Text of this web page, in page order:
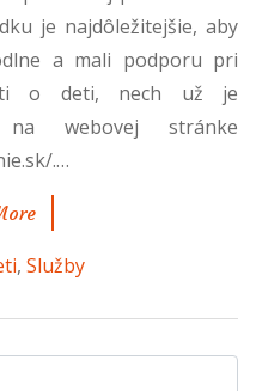
je najdôležitejšie, aby
a mali podporu pri
o deti, nech už je
webovej stránke
.…
, Služby